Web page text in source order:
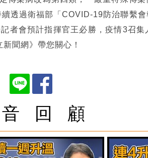
透過衛福部「COVID-19防治聯繫會
者會預計指揮官王必勝，疫情3召
聞網》帶您關心！
回 顧